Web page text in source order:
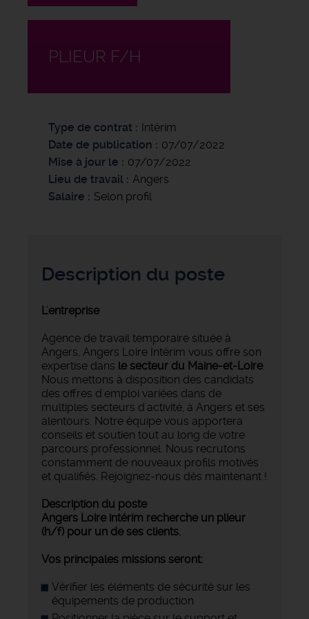
PLIEUR F/H
Type de contrat
Intérim
Date de publication
07/07/2022
Mise à jour le
07/07/2022
Lieu de travail
Angers
Salaire
Selon profil
Description du poste
L'entreprise
Agence de travail temporaire située à
Angers, Angers Loire Intérim vous offre son
expertise dans le secteur du Maine-et-Loire.
Nous mettons à disposition des candidats
des offres d'emploi variées dans de
multiples secteurs d'activité, à Angers et ses
alentours. Notre équipe vous apportera
conseils et soutien tout au long de votre
parcours professionnel. Nous recrutons
constamment de nouveaux profils motivés
et qualifiés. Rejoignez-nous dès maintenant !
Description du poste
Angers Loire intérim recherche un plieur
(h/f) pour un de ses clients.
Vos principales missions seront:
Vérifier les éléments de sécurité sur les
équipements de production